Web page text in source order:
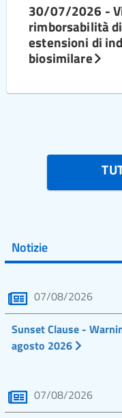
30/07/2026 -
rimborsabilità
estensioni di
biosimilare
Notizie
07/08/2026
Sunset Clause -
agosto 2026
07/08/2026